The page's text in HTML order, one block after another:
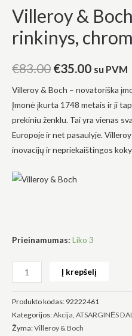
Villeroy &
rinkinys,
€83.00 €35.00 su PVM
Villeroy & Boch – novatoriška
Įmonė įkurta 1748 metais ir ji
prekiniu ženklu. Tai yra vienas
Europoje ir net pasaulyje.
inovacijų ir nepriekaištingos
Prieinamumas: Liko 3
rinkinys,
chromas
Į krepšelį
Produkto kodas: 92222461
Kategorijos:Akcija, ATSARGINĖS
Žyma:Villeroy & Boch
privalomi.
kad
veiktų.
Statistika